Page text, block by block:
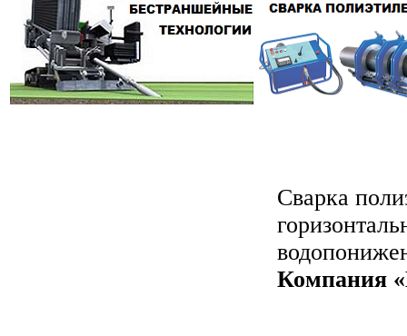
Сварка
Компания